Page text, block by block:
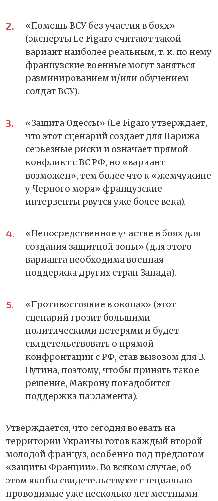
«Помощь ВСУ без участия в боях»
(эксперты Le Figaro считают такой
вариант наиболее реальным, т. к. по нему
французские военные могут заняться
разминированием и/или обучением
солдат ВСУ).
«Защита Одессы» (Le Figaro утверждает,
что этот сценарий создает для Парижа
серьезные риски и означает прямой
конфликт с ВС РФ, но «вариант
возможен», тем более что к «жемчужине
у Черного моря» французские
интервенты рвутся уже более века).
«Непосредственное участие в боях для
создания защитной зоны» (для этого
варианта необходима военная
поддержка других стран Запада).
«Противостояние в окопах» (этот
сценарий грозит большими
политическими потерями и будет
свидетельствовать о прямой
конфронтации с РФ, став вызовом для В.
Путина, поэтому, чтобы принять такое
решение, Макрону понадобится
поддержка парламента).
Утверждается, что сегодня воевать на
территории Украины готов каждый второй
молодой француз, особенно под предлогом
«защиты Франции». Во всяком случае, об
этом якобы свидетельствуют специально
проводимые уже несколько лет местными